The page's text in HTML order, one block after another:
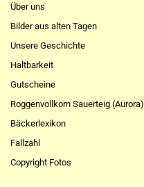
Über uns
Bilder aus alten Tagen
Unsere Geschichte
Haltbarkeit
Gutscheine
Roggenvollkorn Sauerteig (Aurora)
Bäckerlexikon
Fallzahl
Copyright Fotos